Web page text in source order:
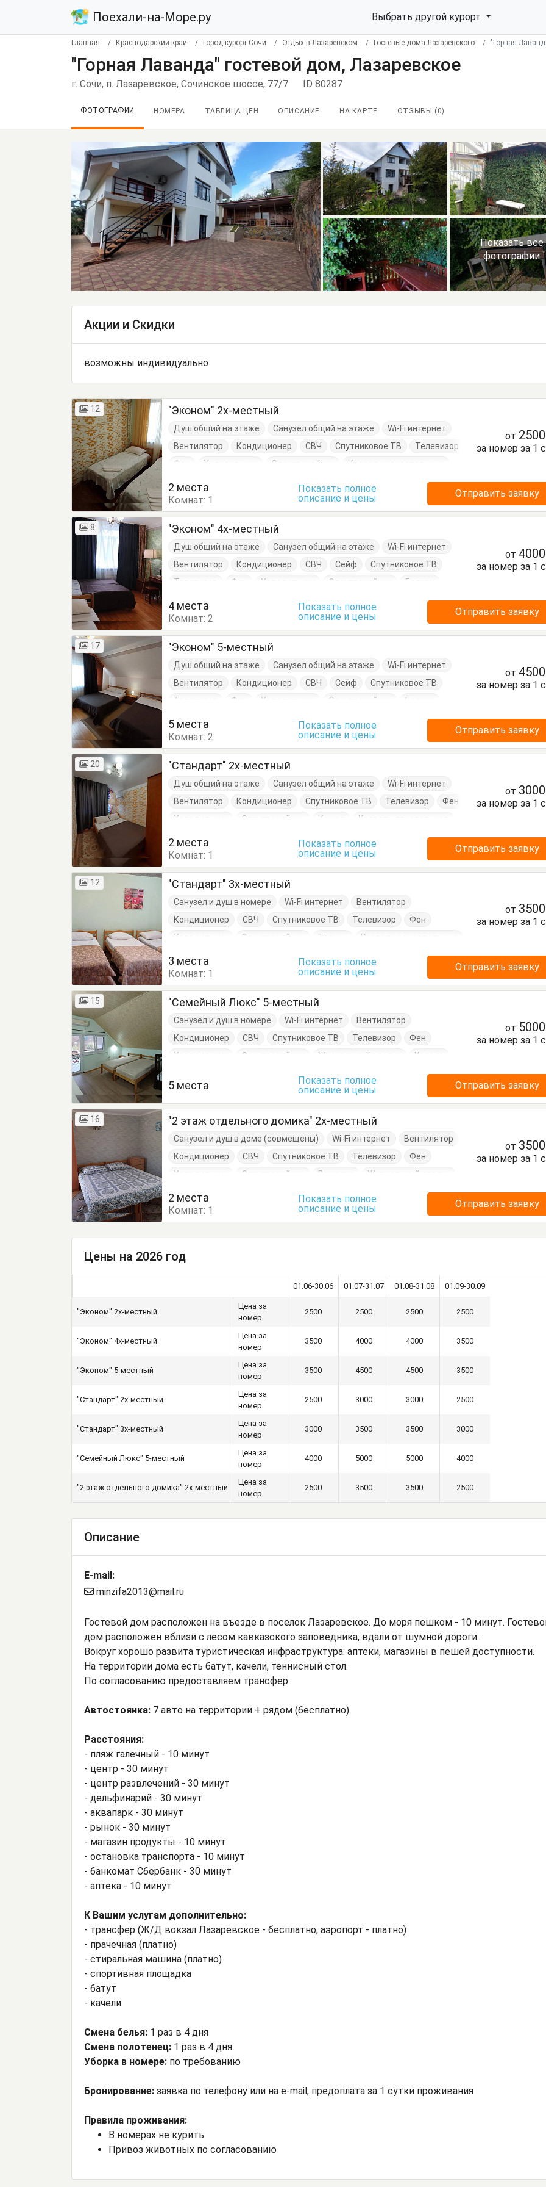
Поехали-на-Море.ру Выбрать другой курорт
Главная Краснодарский край Город-курорт Сочи Отдых в Лазаревском Гостевые дома Лазаревского "Горная
"Горная Лаванда" гостевой дом, Лазаревское
г. Сочи, п. Лазаревское, Сочинское шоссе, 77/7 ID 80287
ФОТОГРАФИИ НОМЕРА ТАБЛИЦА ЦЕН ОПИСАНИЕ НА КАРТЕ ОТЗЫВЫ ( 0)
Показать все
фотографии
Акции и Скидки
возможны индивидуально
12 "Эконом" 2х-местный
Душ общий на этаже Санузел общий на этаже
Wi-Fi интернет
Вентилятор
Кондиционер СВЧ Спутниковое ТВ
Телевизор
Фен
Холодильник Электрочайник
Кровати односпальные
от
за номер за 1
2 места
Комнат: 1
Показать полное
описание и цены
Отправить заявку
8 "Эконом" 4х-местный
Душ общий на этаже Санузел общий на этаже
Wi-Fi интернет
Вентилятор
Кондиционер СВЧ Сейф
Спутниковое ТВ
Телевизор
Фен Холодильник Электрочайник
Балкон
Стол
Тумбочки
от
за номер за 1
4 места
Комнат:2
Показать полное
описание и цены
Отправить заявку
17 "Эконом" 5-местный
Душ общий на этаже Санузел общий на этаже
Wi-Fi интернет
Вентилятор
Кондиционер СВЧ Сейф
Спутниковое ТВ
Телевизор
Фен Холодильник Электрочайник
Балкон
Кровати односпальные
Стол
Тумбочки
от
за номер за 1
5 места
Комнат:2
Показать полное
описание и цены
Отправить заявку
20 "Стандарт" 2х-местный
Душ общий на этаже Санузел общий на этаже
Wi-Fi интернет
Вентилятор
Кондиционер Спутниковое ТВ Телевизор
Фен
Холодильник
Электрочайник Комод
Кровать двуспальная
от
за номер за 1
2 места
Комнат: 1
Показать полное
описание и цены
Отправить заявку
12 "Стандарт" 3х-местный
Санузел и душ в номере Wi-Fi интернет
Вентилятор
Кондиционер
СВЧ Спутниковое ТВ Телевизор
Фен
Холодильник
Электрочайник Балкон
Кровати односпальные
от
за номер за 1
3 места
Комнат: 1
Показать полное
описание и цены
Отправить заявку
15 "Семейный Люкс" 5-местный
Санузел и душ в номере Wi-Fi интернет
Вентилятор
Кондиционер
СВЧ Спутниковое ТВ Телевизор
Фен
Холодильник
Электрочайник Журнальный столик
Кресло
Стулья
Туалетный столик
Тумбочки Шкаф
от
за номер за 1
5 места
Показать полное
описание и цены
Отправить заявку
16 "2 этаж отдельного домика" 2х-местный
Санузел и душ в доме (совмещены) Wi-Fi интернет
Вентилятор
Кондиционер
СВЧ Спутниковое ТВ Телевизор
Фен
Холодильник
Электрочайник Вешалка
Журнальный столик
Обеденный стол
Посуда
Туалетный столик Тумбочки
от
за номер за 1
2 места
Комнат: 1
Показать полное
описание и цены
Отправить заявку
Цены на 2026 год
01.06-30.06 01.07-31.07 01.08-31.08 01.09-30.09
"Эконом" 2х-местный
Цена за
номер
2500 2500 2500 2500
"Эконом" 4х-местный
Цена за
номер
3500 4000 4000 3500
"Эконом" 5-местный
Цена за
номер
3500 4500 4500 3500
"Стандарт" 2х-местный
Цена за
номер
2500 3000 3000 2500
"Стандарт" 3х-местный
Цена за
номер
3000 3500 3500 3000
"Семейный Люкс" 5-местный
Цена за
номер
4000 5000 5000 4000
"2 этаж отдельного домика" 2х-местный
Цена за
номер
2500 3500 3500 2500
Описание
E-mail:
minzifa2013@mail.ru
Гостевой дом расположен на въезде в поселок Лазаревское. До моря пешком - 10 минут.
дом расположен вблизи с лесом кавказского заповедника, вдали от шумной дороги.
Вокруг хорошо развита туристическая инфраструктура: аптеки, магазины в пешей доступности.
На территории дома есть батут, качели, теннисный стол.
По согласованию предоставляем трансфер.
Автостоянка: 7 авто на территории + рядом (бесплатно)
Расстояния:
- пляж галечный - 10 минут
- центр - 30 минут
- центр развлечений - 30 минут
- дельфинарий - 30 минут
- аквапарк - 30 минут
- рынок - 30 минут
- магазин продукты - 10 минут
- остановка транспорта - 10 минут
- банкомат Сбербанк - 30 минут
- аптека - 10 минут
К Вашим услугам дополнительно:
- трансфер (Ж/Д вокзал Лазаревское - бесплатно, аэропорт - платно)
- прачечная (платно)
- стиральная машина (платно)
- спортивная площадка
- батут
- качели
Смена белья: 1 раз в 4 дня
Смена полотенец: 1 раз в 4 дня
Уборка в номере: по требованию
Бронирование: заявка по телефону или на e-mail, предоплата за 1 сутки проживания
Правила проживания:
В номерах не курить
Привоз животных по согласованию